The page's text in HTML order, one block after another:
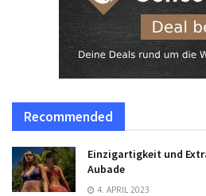
Recommended
Einzigartigkeit und
Aubade
4. APRIL 2023